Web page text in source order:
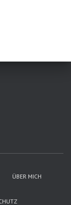
ÜBER MICH